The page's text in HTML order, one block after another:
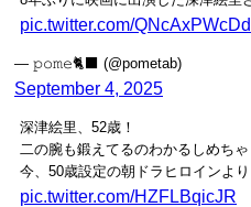
pic.twitter.com/QNcAxPWcDd
— 𝚙𝚘𝚖𝚎🐈‍⬛ (@pometab)
September 4, 2025
深津絵里、52歳！
二の腕も鍛えてるのわかるしめちゃ
今、50歳設定の朝ドラヒロインよ
pic.twitter.com/HZFLBqicJR